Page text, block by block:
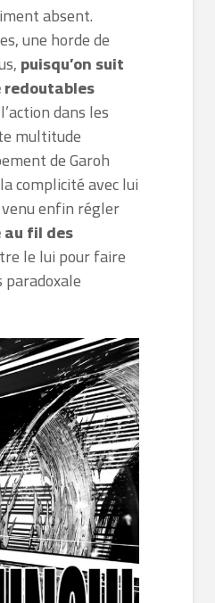
absent.
une horde de
puisqu’on suit
redoutables
dans les
multitude
de Garoh
complicité avec lui
venu enfin régler
au fil des
le lui pour faire